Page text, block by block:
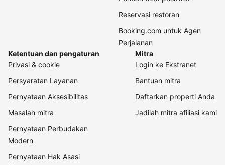
Reservasi restoran
Booking.com untuk Agen
Perjalanan
Ketentuan dan pengaturan
Privasi & cookie
Persyaratan Layanan
Pernyataan Aksesibilitas
Masalah mitra
Pernyataan Perbudakan
Modern
Pernyataan Hak Asasi
Mitra
Login ke Ekstranet
Bantuan mitra
Daftarkan properti Anda
Jadilah mitra afiliasi kami